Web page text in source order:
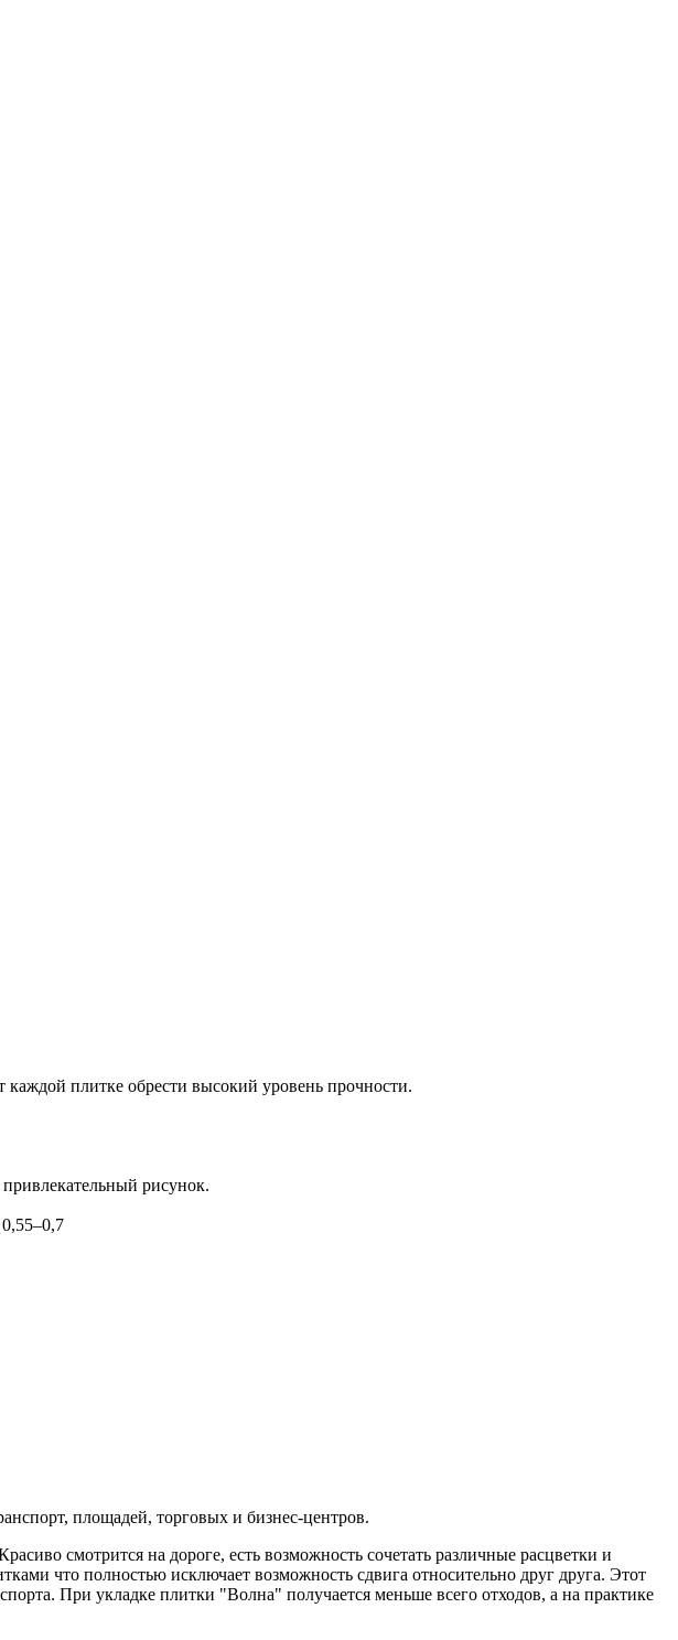
каждой плитке обрести высокий уровень прочности.
рисунок.
площадей, торговых и бизнес-центров.
смотрится на дороге, есть возможность сочетать различные расцветки и
что полностью исключает возможность сдвига относительно друг друга. Этот
При укладке плитки "Волна" получается меньше всего отходов, а на практике